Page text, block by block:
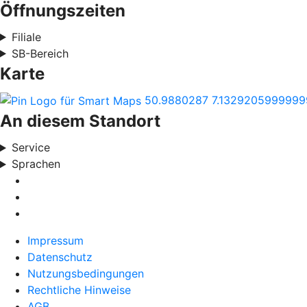
Öffnungszeiten
Filiale
SB-Bereich
Karte
50.9880287
An diesem Standort
Service
Sprachen
Impressum
Datenschutz
Nutzungsbedingungen
Rechtliche Hinweise